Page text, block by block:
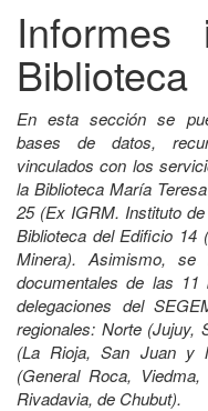
Biblioteca
En esta sección se
bases de datos,
vinculados con los
la Biblioteca María
25 (Ex IGRM. Instituto
Biblioteca del Edificio 14
Minera). Asimismo,
documentales de las 11
delegaciones del
regionales: Norte (Jujuy,
(La Rioja, San Juan y
(General Roca,
Rivadavia, de Chubut).